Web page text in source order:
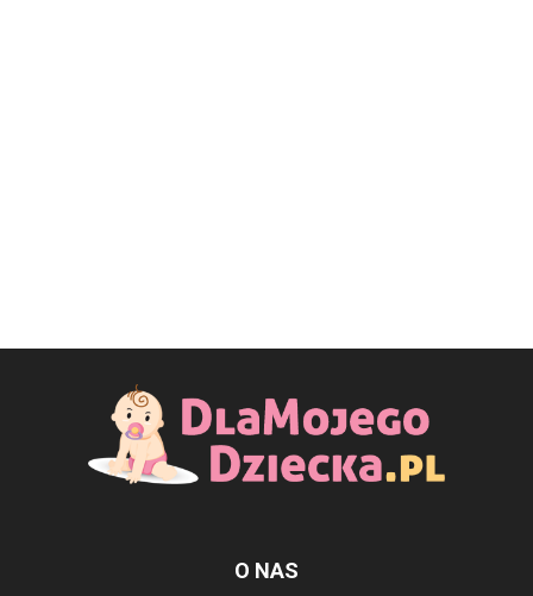
O NAS